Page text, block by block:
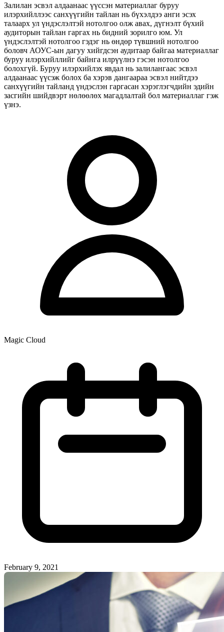
Залилан эсвэл алдаанаас үүссэн материаллаг буруу
илэрхийллээс санхүүгийн тайлан нь бүхэлдээ анги эсэх
талаарх ул үндэслэлтэй нотолгоо олж авах, дүгнэлт бүхий
аудиторын тайлан гаргах нь бидний зорилго юм. Ул
үндэслэлтэй нотолгоо гэдэг нь өндөр түвшний нотолгоо
боловч АОУС-ын дагуу хийгдсэн аудитаар байгаа материаллаг
буруу илэрхийллийг байнга илрүүлнэ гэсэн нотолгоо
болохгүй. Буруу илэрхийлэх явдал нь залилангаас эсвэл
алдаанаас үүсэж болох ба хэрэв дангаараа эсвэл нийтдээ
санхүүгийн тайланд үндэслэн гаргасан хэрэглэгчдийн эдийн
засгийн шийдвэрт нөлөөлөх магадлалтай бол материаллаг гэж
үзнэ.
Magic Cloud
February 9, 2021